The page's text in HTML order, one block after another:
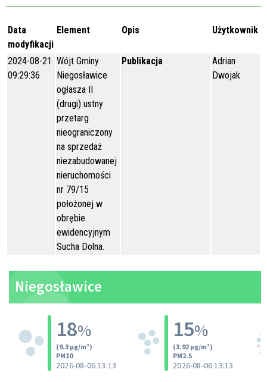
Data
modyfikacji
Element Opis Użytkownik
2024-08-21
09:29:36
Wójt Gminy
Niegosławice
ogłasza II
(drugi) ustny
przetarg
nieograniczony
na sprzedaż
niezabudowanej
nieruchomości
nr 79/15
położonej w
obrębie
ewidencyjnym
Sucha Dolna.
Publikacja
Adrian
Dwojak